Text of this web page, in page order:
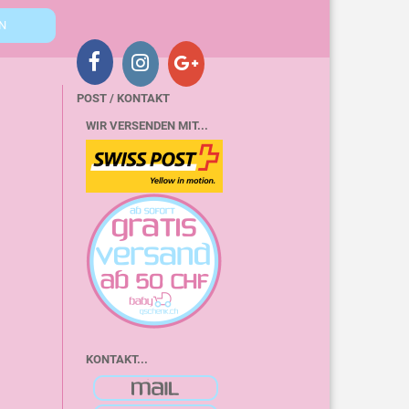
POST / KONTAKT
WIR VERSENDEN MIT...
KONTAKT...